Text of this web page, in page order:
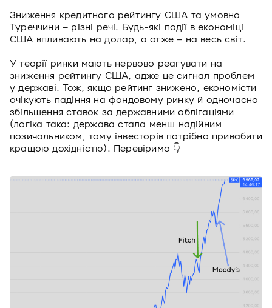
Зниження кредитного рейтингу США та умовно
Туреччини – різні речі. Будь-які події в економіці
США впливають на долар, а отже – на весь світ.
У теорії ринки мають нервово реагувати на
зниження рейтингу США, адже це сигнал проблем
у державі. Тож, якщо рейтинг знижено, економісти
очікують падіння на фондовому ринку й одночасно
збільшення ставок за державними облігаціями
(логіка така: держава стала менш надійним
позичальником, тому інвесторів потрібно привабити
кращою дохідністю). Перевіримо 👇